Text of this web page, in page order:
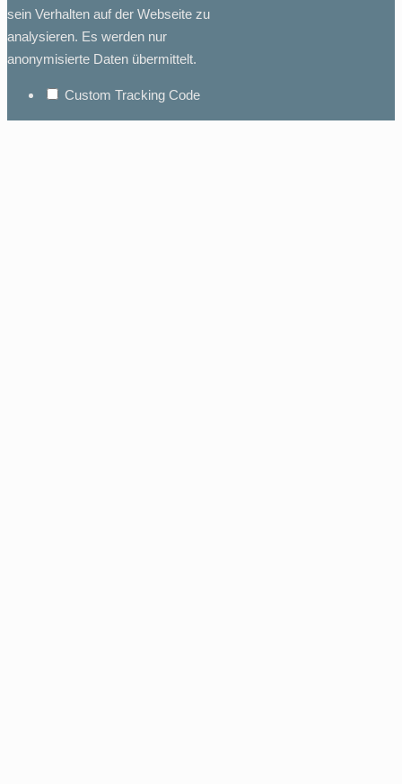
sein Verhalten auf der Webseite zu
analysieren. Es werden nur
anonymisierte Daten übermittelt.
Custom Tracking Code